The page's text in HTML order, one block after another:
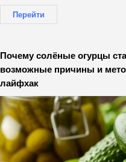
Перейти
Почему солёные огурцы
возможные причины и
лайфхак